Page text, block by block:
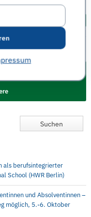
teilen:
als berufsintegrierter
School (HWR Berlin)
und Absolventinnen –
möglich, 5.-6. Oktober